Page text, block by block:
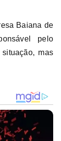
Baiana de
pelo
mas